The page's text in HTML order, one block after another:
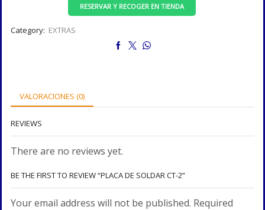
RESERVAR Y RECOGER EN TIENDA
Category: EXTRAS
VALORACIONES (0)
REVIEWS
There are no reviews yet.
BE THE FIRST TO REVIEW “PLACA DE SOLDAR CT-2”
Your email address will not be published. Required